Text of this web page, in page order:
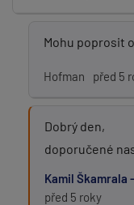
Mohu poprosit
Hofman před 5
Dobrý den,
doporučené
Kamil Škamrala -
před 5 roky